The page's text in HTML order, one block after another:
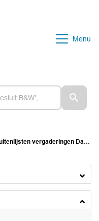
Menu
vergaderingen Dagelijks Bestuur